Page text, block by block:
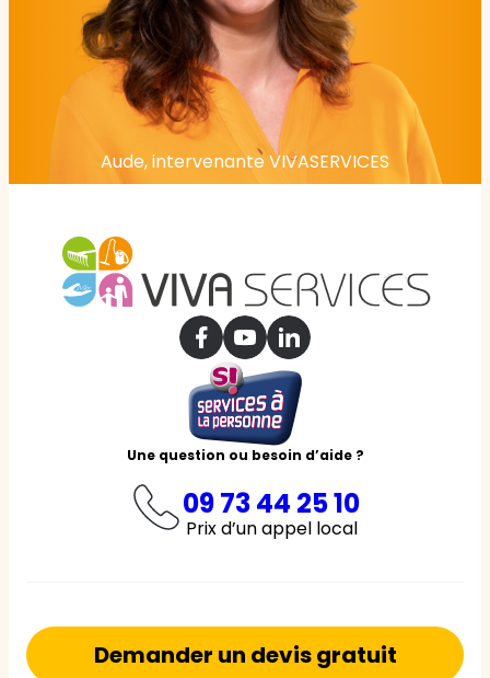
Aude, intervenante VIVASERVICES
Une question ou besoin d’aide ?
09 73 44 25 10
Prix d’un appel local
Demander un devis gratuit